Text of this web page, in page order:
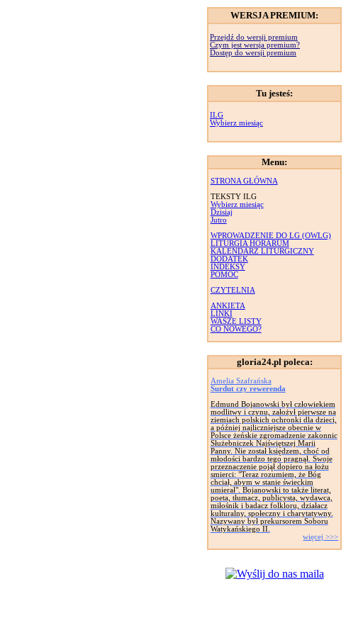
WERSJA PREMIUM:
Przejdź do wersji premium
Czym jest wersja premium?
Dostęp do wersji premium
Tu jesteś:
ILG
Wybierz miesiąc
Menu:
STRONA GŁÓWNA
TEKSTY ILG
Wybierz miesiąc
Dzisiaj
Jutro
WPROWADZENIE DO LG (OWLG)
LITURGIA HORARUM
KALENDARZ LITURGICZNY
DODATEK
INDEKSY
POMOC
CZYTELNIA
ANKIETA
LINKI
WASZE LISTY
CO NOWEGO?
gloria24.pl poleca:
Amelia Szafrańska
Surdut czy rewerenda
Edmund Bojanowski był człowiekiem
modlitwy i czynu, założył pierwsze na
ziemiach polskich ochronki dla dzieci,
a później najliczniejsze obecnie w
Polsce żeńskie zgromadzenie zakonnic
Służebniczek Najświętszej Marii
Panny. Nie został księdzem, choć od
młodości bardzo tego pragnął. Swoje
przeznaczenie pojął dopiero na łożu
smierci: "Teraz rozumiem, że Bóg
chciał, abym w stanie świeckim
umierał". Bojanowski to także literat,
poeta, tłumacz, publicysta, wydawca,
miłośnik i badacz folkloru, działacz
kulturalny, społeczny i charytatywny.
Nazywany był prekursorem Soboru
Watykańskiego II.
więcej >>>